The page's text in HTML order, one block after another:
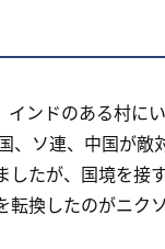
ンドのある村
、ソ連、中国が
たが、国境を接
換したのがニク